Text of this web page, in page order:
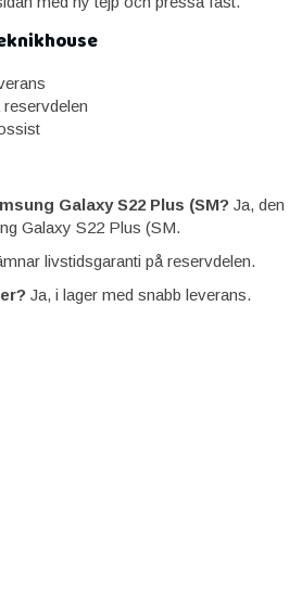
Galaxy S22 Plus (SM? Ja, den
Galaxy S22 Plus (SM.
livstidsgaranti på reservdelen.
Ja, i lager med snabb leverans.